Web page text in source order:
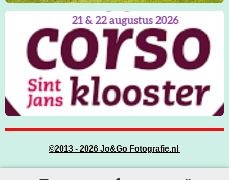
©2013 - 2026 Jo&Go Fotografie.nl